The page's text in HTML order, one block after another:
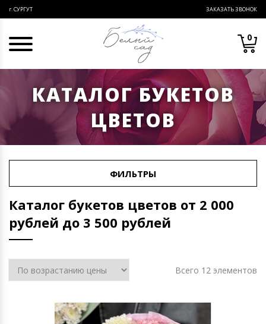
г. СУРГУТ ЗАКАЗАТЬ ЗВОНОК
0
КАТАЛОГ БУКЕТОВ
ЦВЕТОВ
ФИЛЬТРЫ
Каталог букетов цветов от 2 000
рублей до 3 500 рублей
Всего 12 элементов